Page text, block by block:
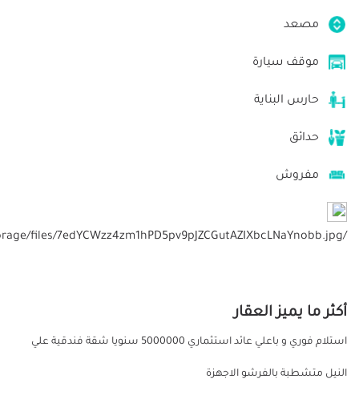
مصعد
موقف سيارة
حارس البناية
حدائق
مفروش
/storage/files/7edYCWzz4zm1hPD5pv9pJZCGutAZIXbcLNaYnobb.jpg
أكثر ما يميز العقار
استلام فوري و باعلي عائد استثماري 5000000 سنويا شقة فندقية علي
النيل متشطبة بالفرشو الاجهزة